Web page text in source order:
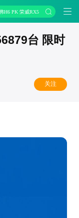
H6 PK 荣威RX5
台 限时
关注